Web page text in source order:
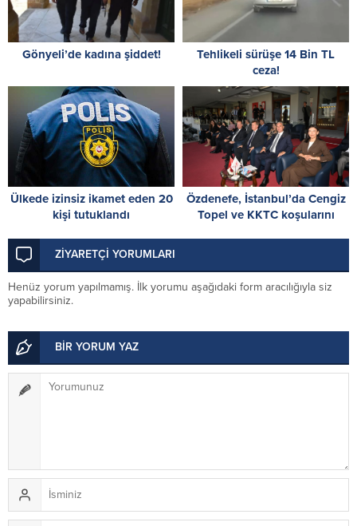
Gönyeli’de kadına şiddet!
Tehlikeli sürüşe 14 Bin TL
ceza!
Ülkede izinsiz ikamet eden 20
kişi tutuklandı
Özdenefe, İstanbul’da Cengiz
Topel ve KKTC koşularını
ZİYARETÇİ YORUMLARI
Henüz yorum yapılmamış. İlk yorumu aşağıdaki form aracılığıyla siz
yapabilirsiniz.
BİR YORUM YAZ